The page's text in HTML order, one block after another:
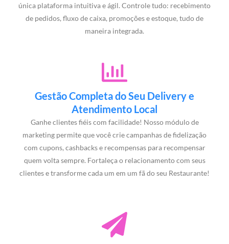
única plataforma intuitiva e ágil. Controle tudo: recebimento
de pedidos, fluxo de caixa, promoções e estoque, tudo de
maneira integrada.
Gestão Completa do Seu Delivery e
Atendimento Local
Ganhe clientes fiéis com facilidade! Nosso módulo de
marketing permite que você crie campanhas de fidelização
com cupons, cashbacks e recompensas para recompensar
quem volta sempre. Fortaleça o relacionamento com seus
clientes e transforme cada um em um fã do seu Restaurante!